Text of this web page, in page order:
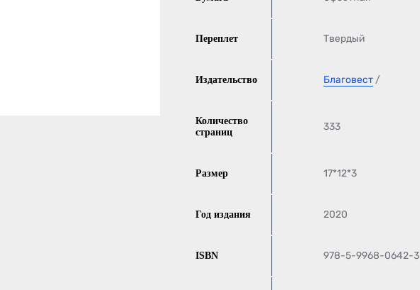
Переплет Твердый
Издательство Благовест/
Количество
страниц
333
Размер 17*12*3
Год издания 2020
ISBN 978-5-9968-0642-3